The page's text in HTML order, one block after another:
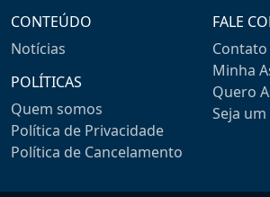
CONTEÚDO
Notícias
POLÍTICAS
Quem somos
Política de Privacidade
Política de Cancelamento
FALE
Contato
Minha
Quero
Seja